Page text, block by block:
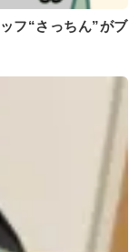
フ“さっちん”がブ